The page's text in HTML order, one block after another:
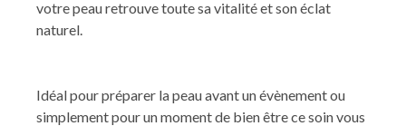
votre peau retrouve toute sa vitalité et son éclat
naturel.
Idéal pour préparer la peau avant un évènement ou
simplement pour un moment de bien être ce soin vous